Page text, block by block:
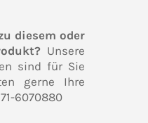
diesem oder
Unsere
sind für Sie
gerne Ihre
6070880